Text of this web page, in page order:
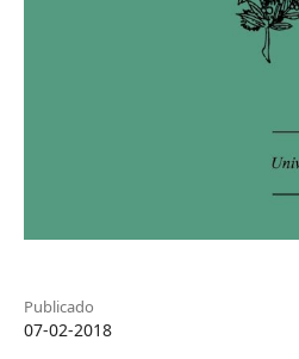
Publicado
07-02-2018